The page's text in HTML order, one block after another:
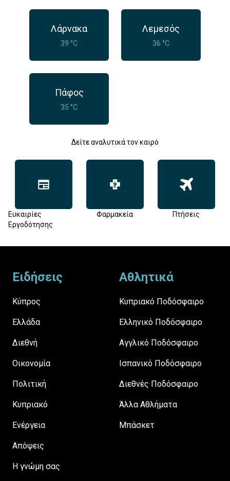
Λάρνακα
39 °C
Λεμεσός
36 °C
Πάφος
35 °C
Δείτε αναλυτικά τον καιρό
Ευκαιρίες
Εργοδότησης
Φαρμακεία Πτήσεις
Ειδήσεις
Κύπρος
Ελλάδα
Διεθνή
Οικονομία
Πολιτική
Κυπριακό
Ενέργεια
Απόψεις
H γνώμη σας
Αθλητικά
Κυπριακό Ποδόσφαιρο
Ελληνικό Ποδόσφαιρο
Αγγλικό Ποδόσφαιρο
Ισπανικό Ποδόσφαιρο
Διεθνές Ποδόσφαιρο
Άλλα Αθλήματα
Μπάσκετ